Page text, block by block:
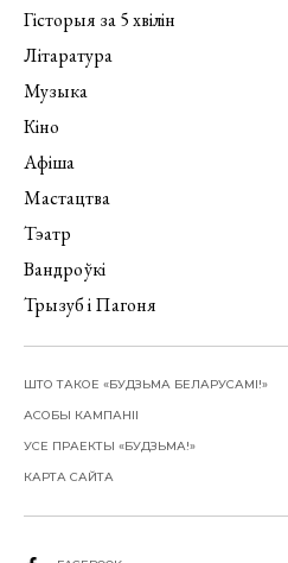
Гісторыя за 5 хвілін
Літаратура
Музыка
Кіно
Афіша
Мастацтва
Тэатр
Вандроўкі
Трызуб і Пагоня
ШТО ТАКОЕ «БУДЗЬМА БЕЛАРУСАМІ!»
АСОБЫ КАМПАНІІ
УСЕ ПРАЕКТЫ «БУДЗЬМА!»
КАРТА САЙТА